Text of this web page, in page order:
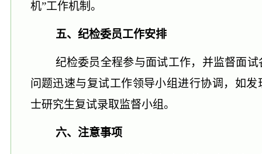
机”工作机制。
五、纪检委员工作安排
纪检委员全程参与面试工作，并监督面
问题迅速与复试工作领导小组进行协调，如
士研究生复试录取监督小组。
六、注意事项